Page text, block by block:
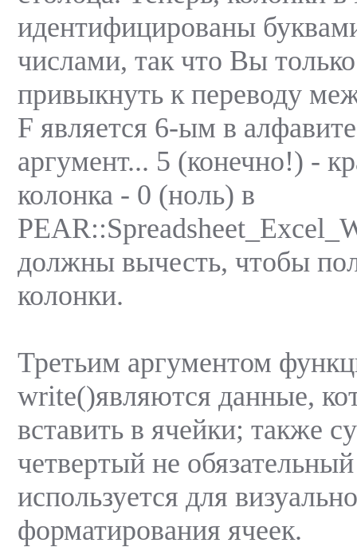
идентифицированы
числами, так что Вы
привыкнуть к переводу
F является 6-ым в
аргумент... 5 (конечно!) -
колонка - 0 (ноль) в
должны вычесть, чтобы
колонки.
Третьим аргументом
write()являются данные,
вставить в ячейки; также
четвертый не
используется для
форматирования ячеек.